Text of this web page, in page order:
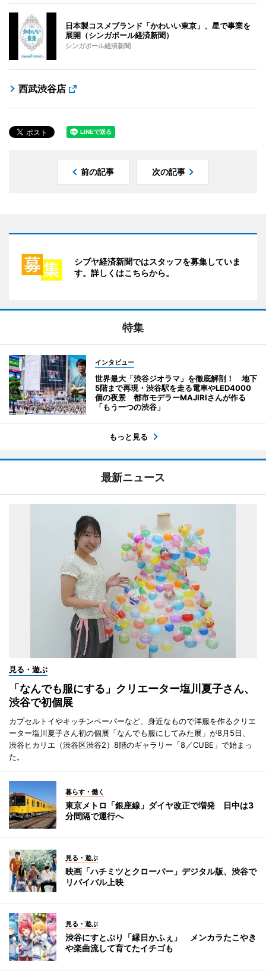
日本製コスメブランド「かわいい東京」、星で事業を
展開（シンガポール経済新聞）
シンガポール経済新聞
西武渋谷店
前の記事 次の記事
シブヤ経済新聞ではスタッフを募集していま
す。詳しくはこちらから。
特集
インタビュー
世界最大「渋谷ジオラマ」を徹底解剖！ 地下
5階まで再現・渋谷駅を走る電車やLED4000
個の夜景 都市モデラーMAJIRIさんが作る
「もう一つの渋谷」
もっと見る
最新ニュース
見る・遊ぶ
「なんでも服にする」クリエーター塩川夏子さん、
渋谷で初個展
カプセルトイやキッチンペーパーなど、身近なもので洋服を作るクリエ
ーター塩川夏子さん初の個展「なんでも服にしてみた展」が8月5日、
渋谷ヒカリエ（渋谷区渋谷2）8階のギャラリー「8／CUBE」で始まっ
た。
暮らす・働く
東京メトロ「銀座線」ダイヤ改正で増発 日中は3
分間隔で運行へ
見る・遊ぶ
映画「ハチミツとクローバー」デジタル版、渋谷で
リバイバル上映
見る・遊ぶ
渋谷にすとぷり「縁日かふぇ」 メンカラたこやき
や楽曲流して育てたイチゴも